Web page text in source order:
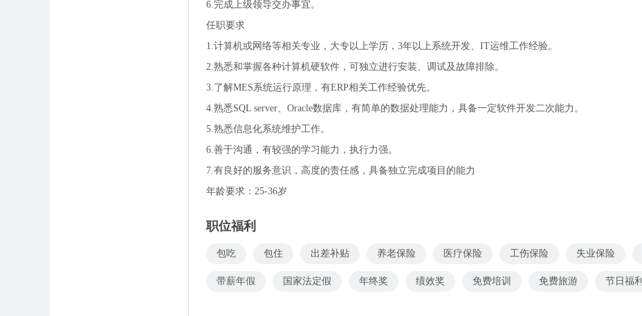
6.完成上级领导交办事宜。
任职要求
1.计算机或网络等相关专业，大专以上学历，3年以上系统开发、IT运维工作经验。
2.熟悉和掌握各种计算机硬软件，可独立进行安装、调试及故障排除。
3.了解MES系统运行原理，有ERP相关工作经验优先。
4.熟悉SQL server、Oracle数据库，有简单的数据处理能力，具备一定软件开发二次能力。
5.熟悉信息化系统维护工作。
6.善于沟通，有较强的学习能力，执行力强。
7.有良好的服务意识，高度的责任感，具备独立完成项目的能力
年龄要求：25-36岁
职位福利
包吃 包住 出差补贴 养老保险 医疗保险 工伤保险 失业保险
带薪年假 国家法定假 年终奖 绩效奖 免费培训 免费旅游 节日福利